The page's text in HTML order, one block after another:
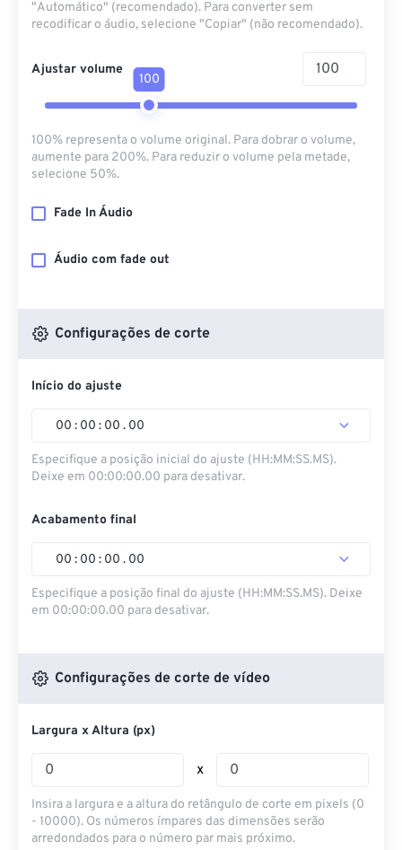
"Automático" (recomendado). Para converter sem
recodificar o áudio, selecione "Copiar" (não recomendado).
Ajustar volume
100
100% representa o volume original. Para dobrar o volume,
aumente para 200%. Para reduzir o volume pela metade,
selecione 50%.
Fade In Áudio
Áudio com fade out
Configurações de corte
Início do ajuste
00 : 00 : 00 . 00
Especifique a posição inicial do ajuste (HH:MM:SS.MS).
Deixe em 00:00:00.00 para desativar.
Acabamento final
00 : 00 : 00 . 00
Especifique a posição final do ajuste (HH:MM:SS.MS). Deixe
em 00:00:00.00 para desativar.
Configurações de corte de vídeo
Largura x Altura (px)
x
Insira a largura e a altura do retângulo de corte em pixels (0
- 10000). Os números ímpares das dimensões serão
arredondados para o número par mais próximo.